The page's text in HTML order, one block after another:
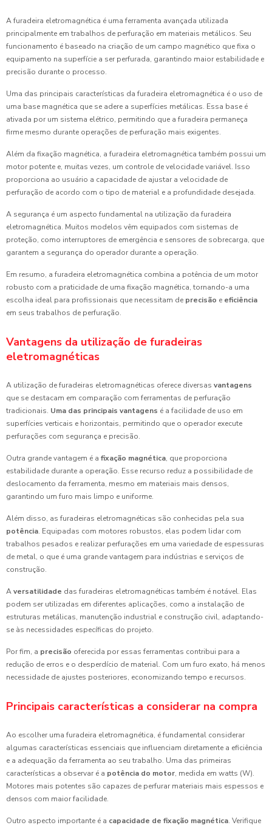
A furadeira eletromagnética é uma ferramenta avançada utilizada
principalmente em trabalhos de perfuração em materiais metálicos. Seu
funcionamento é baseado na criação de um campo magnético que fixa o
equipamento na superfície a ser perfurada, garantindo maior estabilidade e
precisão durante o processo.
Uma das principais características da furadeira eletromagnética é o uso de
uma base magnética que se adere a superfícies metálicas. Essa base é
ativada por um sistema elétrico, permitindo que a furadeira permaneça
firme mesmo durante operações de perfuração mais exigentes.
Além da fixação magnética, a furadeira eletromagnética também possui um
motor potente e, muitas vezes, um controle de velocidade variável. Isso
proporciona ao usuário a capacidade de ajustar a velocidade de
perfuração de acordo com o tipo de material e a profundidade desejada.
A segurança é um aspecto fundamental na utilização da furadeira
eletromagnética. Muitos modelos vêm equipados com sistemas de
proteção, como interruptores de emergência e sensores de sobrecarga, que
garantem a segurança do operador durante a operação.
Em resumo, a furadeira eletromagnética combina a potência de um motor
robusto com a praticidade de uma fixação magnética, tornando-a uma
escolha ideal para profissionais que necessitam de precisão e eficiência
em seus trabalhos de perfuração.
Vantagens da utilização de furadeiras
eletromagnéticas
A utilização de furadeiras eletromagnéticas oferece diversas vantagens
que se destacam em comparação com ferramentas de perfuração
tradicionais. Uma das principais vantagens é a facilidade de uso em
superfícies verticais e horizontais, permitindo que o operador execute
perfurações com segurança e precisão.
Outra grande vantagem é a fixação magnética, que proporciona
estabilidade durante a operação. Esse recurso reduz a possibilidade de
deslocamento da ferramenta, mesmo em materiais mais densos,
garantindo um furo mais limpo e uniforme.
Além disso, as furadeiras eletromagnéticas são conhecidas pela sua
potência. Equipadas com motores robustos, elas podem lidar com
trabalhos pesados e realizar perfurações em uma variedade de espessuras
de metal, o que é uma grande vantagem para indústrias e serviços de
construção.
Aversatilidade das furadeiras eletromagnéticas também é notável. Elas
podem ser utilizadas em diferentes aplicações, como a instalação de
estruturas metálicas, manutenção industrial e construção civil, adaptando-
se às necessidades específicas do projeto.
Por fim, a precisão oferecida por essas ferramentas contribui para a
redução de erros e o desperdício de material. Com um furo exato, há menos
necessidade de ajustes posteriores, economizando tempo e recursos.
Principais características a considerar na compra
Ao escolher uma furadeira eletromagnética, é fundamental considerar
algumas características essenciais que influenciam diretamente a eficiência
e a adequação da ferramenta ao seu trabalho. Uma das primeiras
características a observar é a potência do motor, medida em watts (W).
Motores mais potentes são capazes de perfurar materiais mais espessos e
densos com maior facilidade.
Outro aspecto importante é a capacidade de fixação magnética. Verifique